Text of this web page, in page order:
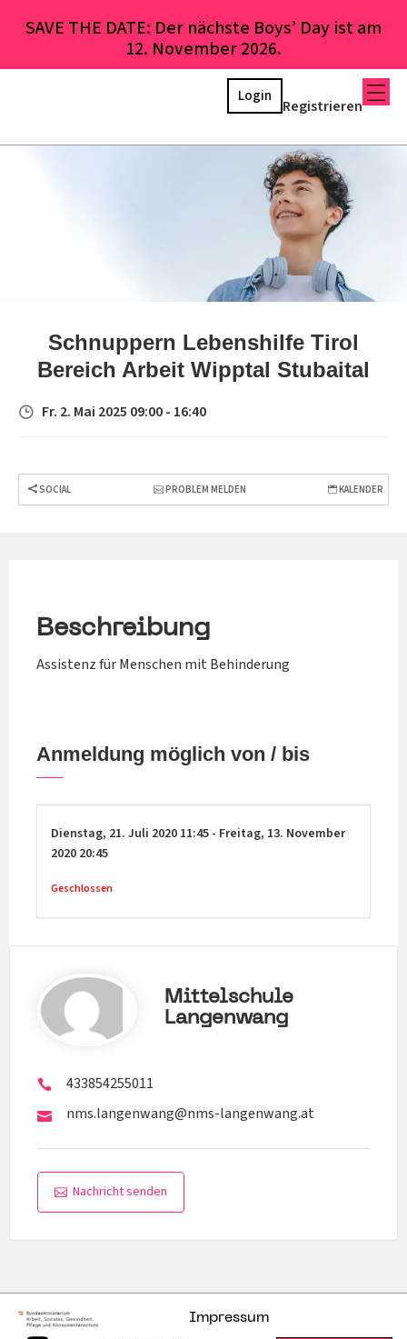
SAVE THE DATE: Der nächste Boys’ Day ist am
12. November 2026.
Registrieren
Login
Schnuppern Lebenshilfe Tirol
Bereich Arbeit Wipptal Stubaital
Fr. 2. Mai 2025 09:00 - 16:40
SOCIAL PROBLEM MELDEN KALENDER
Beschreibung
Assistenz für Menschen mit Behinderung
Anmeldung möglich von / bis
Dienstag, 21. Juli 2020 11:45 - Freitag, 13. November
2020 20:45
Geschlossen
Mittelschule
Langenwang
433854255011
nms.langenwang@nms-langenwang.at
Nachricht senden
Impressum